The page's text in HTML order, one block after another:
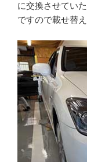
に交換させてい
ですので載せ替